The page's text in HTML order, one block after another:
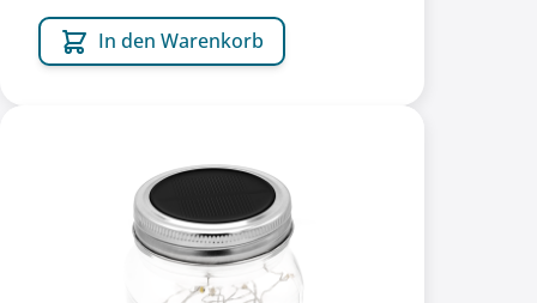
In den Warenkorb